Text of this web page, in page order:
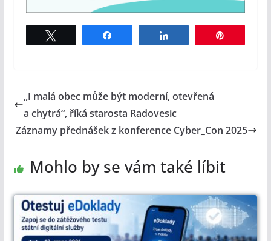
„I malá obec může být moderní, otevřená
a chytrá“, říká starosta Radovesic
Záznamy přednášek z konference Cyber_Con 2025
Mohlo by se vám také líbit